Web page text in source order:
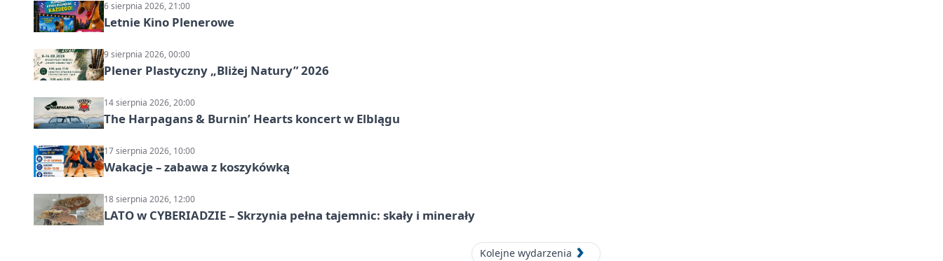
6 sierpnia 2026, 21:00
Letnie Kino Plenerowe
9 sierpnia 2026, 00:00
Plener Plastyczny „Bliżej Natury” 2026
14 sierpnia 2026, 20:00
The Harpagans & Burnin’ Hearts koncert w Elblągu
17 sierpnia 2026, 10:00
Wakacje – zabawa z koszykówką
18 sierpnia 2026, 12:00
LATO w CYBERIADZIE – Skrzynia pełna tajemnic: skały i minerały
Kolejne wydarzenia